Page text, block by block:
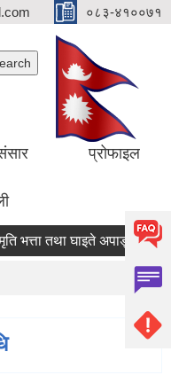
०८३-४१००७१
प्रोफाइल
तथा घाइते अपाङ्ग व्यक्तिले